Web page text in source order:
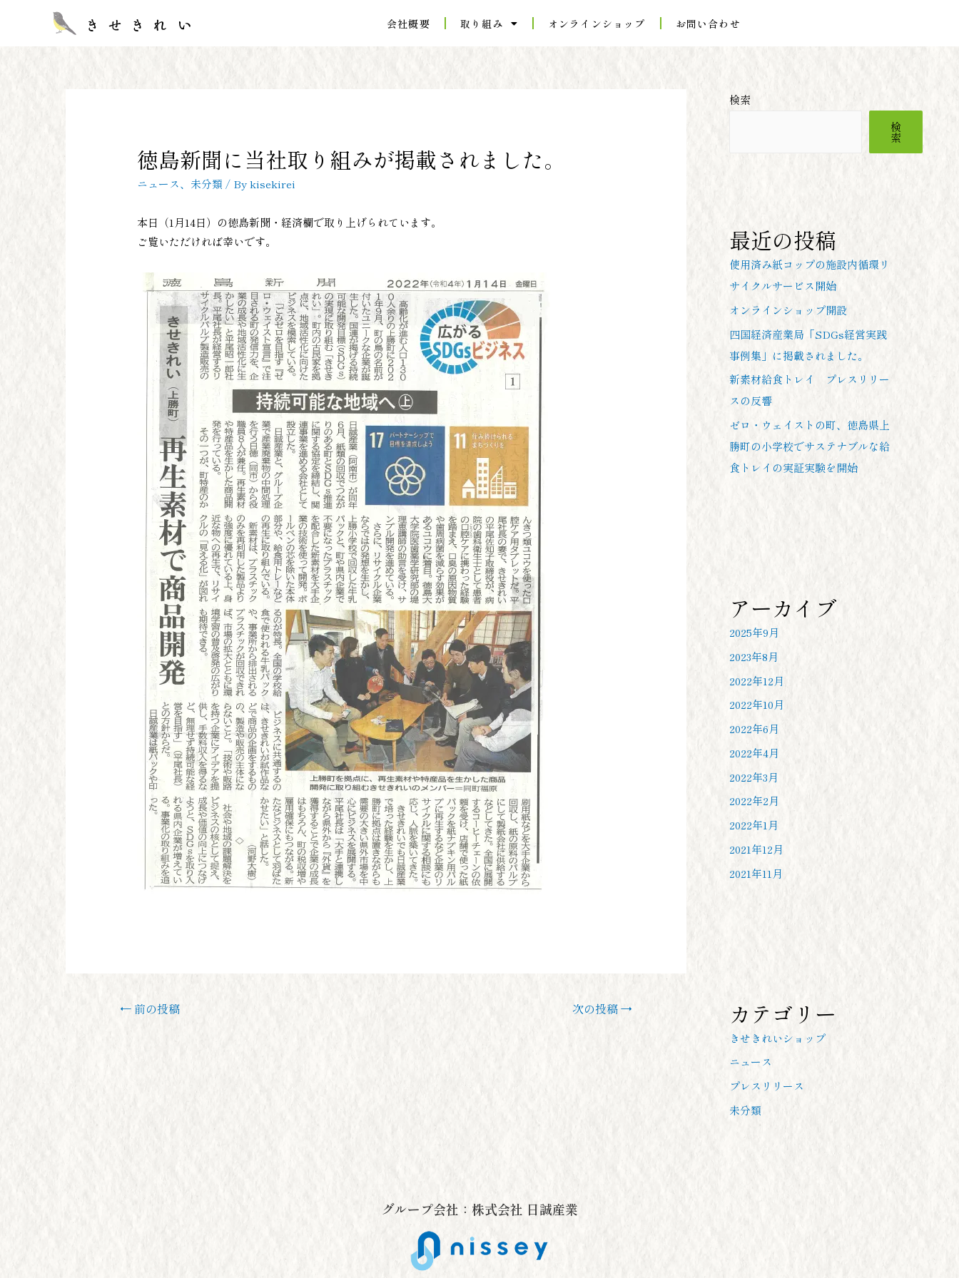
会社概要 取り組み オンラインショップ お問い合わせ
徳島新聞に当社取り組みが掲載されました。
ニュース、 未分類 / Bykisekirei
本日（1月14日）の徳島新聞・経済欄で取り上げられています。
ご覧いただければ幸いです。
←前の投稿 次の投稿→
検索
検
索
最近の投稿
使用済み紙コップの施設内循環リ
サイクルサービス開始
オンラインショップ開設
四国経済産業局「SDGs経営実践
事例集」に掲載されました。
新素材給食トレイ プレスリリー
スの反響
ゼロ・ウェイストの町、徳島県上
勝町の小学校でサステナブルな給
食トレイの実証実験を開始
アーカイブ
2025年9月
2023年8月
2022年12月
2022年10月
2022年6月
2022年4月
2022年3月
2022年2月
2022年1月
2021年12月
2021年11月
カテゴリー
きせきれいショップ
ニュース
プレスリリース
未分類
グループ会社：株式会社 日誠産業